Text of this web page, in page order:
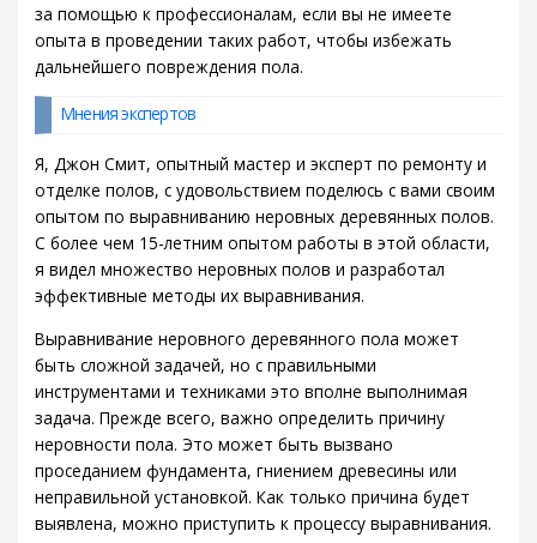
за помощью к профессионалам, если вы не имеете
опыта в проведении таких работ, чтобы избежать
дальнейшего повреждения пола.
Мнения экспертов
Я, Джон Смит, опытный мастер и эксперт по ремонту и
отделке полов, с удовольствием поделюсь с вами своим
опытом по выравниванию неровных деревянных полов.
С более чем 15-летним опытом работы в этой области,
я видел множество неровных полов и разработал
эффективные методы их выравнивания.
Выравнивание неровного деревянного пола может
быть сложной задачей, но с правильными
инструментами и техниками это вполне выполнимая
задача. Прежде всего, важно определить причину
неровности пола. Это может быть вызвано
проседанием фундамента, гниением древесины или
неправильной установкой. Как только причина будет
выявлена, можно приступить к процессу выравнивания.